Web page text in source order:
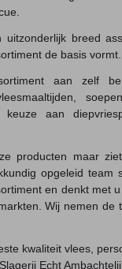
uitzonderlijk breed
de basis vormt.
aan zelf
aan
producten maar
opgeleid team
en denkt met
Wij nemen de
kwaliteit vlees,
Echt